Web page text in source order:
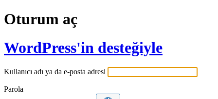
Oturum aç
WordPress'in desteğiyle
Kullanıcı adı ya da e-posta adresi
Parola